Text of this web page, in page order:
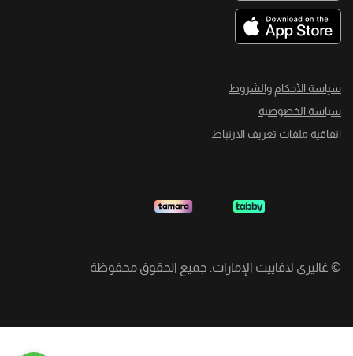
سياسة الأحكام والشروط
سياسة الخصوصية
اتفاقية ملفات تعريف الارتباط
© غاليري لافاييت الإمارات. جميع الحقوق محفوظة